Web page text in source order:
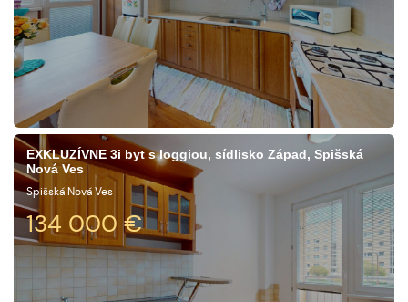
EXKLUZÍVNE 3i byt s loggiou, sídlisko Západ, Spišská
Nová Ves
Spišská Nová Ves
134 000€